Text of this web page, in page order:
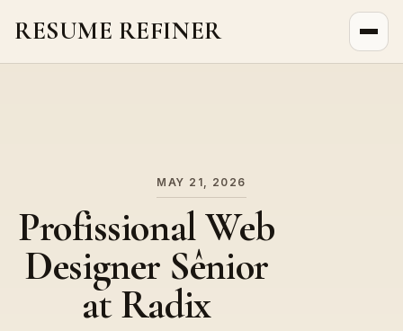
RESUME REFINER
MAY 21, 2026
Profissional Web
Designer Sênior
at Radix